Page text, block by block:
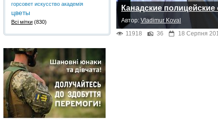
Канадские
Автор: Vladimur Koval
11918
36 18 Серпня
горсовет искусство академія
цветы
Всі мітки (830)